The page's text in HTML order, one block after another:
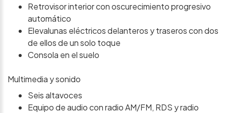
Retrovisor interior con oscurecimiento progresivo
automático
Elevalunas eléctricos delanteros y traseros con dos
de ellos de un solo toque
Consola en el suelo
Multimedia y sonido
Seis altavoces
Equipo de audio con radio AM/FM, RDS y radio